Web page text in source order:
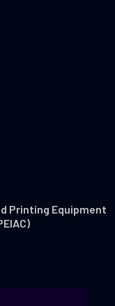
Printing Equipment